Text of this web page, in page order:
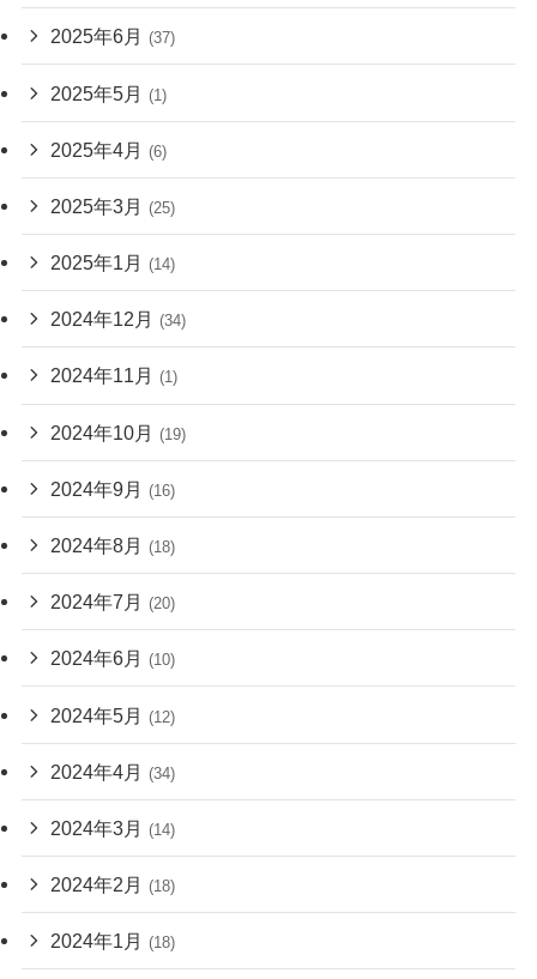
2025年6月 (37)
2025年5月 (1)
2025年4月 (6)
2025年3月 (25)
2025年1月 (14)
2024年12月 (34)
2024年11月 (1)
2024年10月 (19)
2024年9月 (16)
2024年8月 (18)
2024年7月 (20)
2024年6月 (10)
2024年5月 (12)
2024年4月 (34)
2024年3月 (14)
2024年2月 (18)
2024年1月 (18)